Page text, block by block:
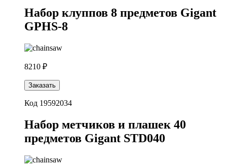
Набор клуппов 8 предметов Gigant
GPHS-8
8210 ₽
Заказать
Код 19592034
Набор метчиков и плашек 40
предметов Gigant STD040